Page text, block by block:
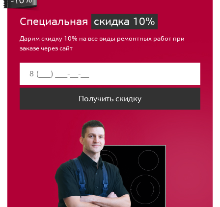
Специальная скидка 10%
Дарим скидку 10% на все виды ремонтных работ при
заказе через сайт
Получить скидку